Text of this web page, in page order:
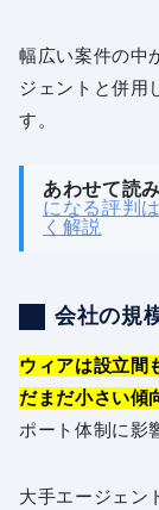
幅広い案件の中
ジェントと併用
す。
あわせて読
になる評判
く解説
会社の規
ウィアは設立間
だまだ小さい傾
ポート体制に影
大手エージェン